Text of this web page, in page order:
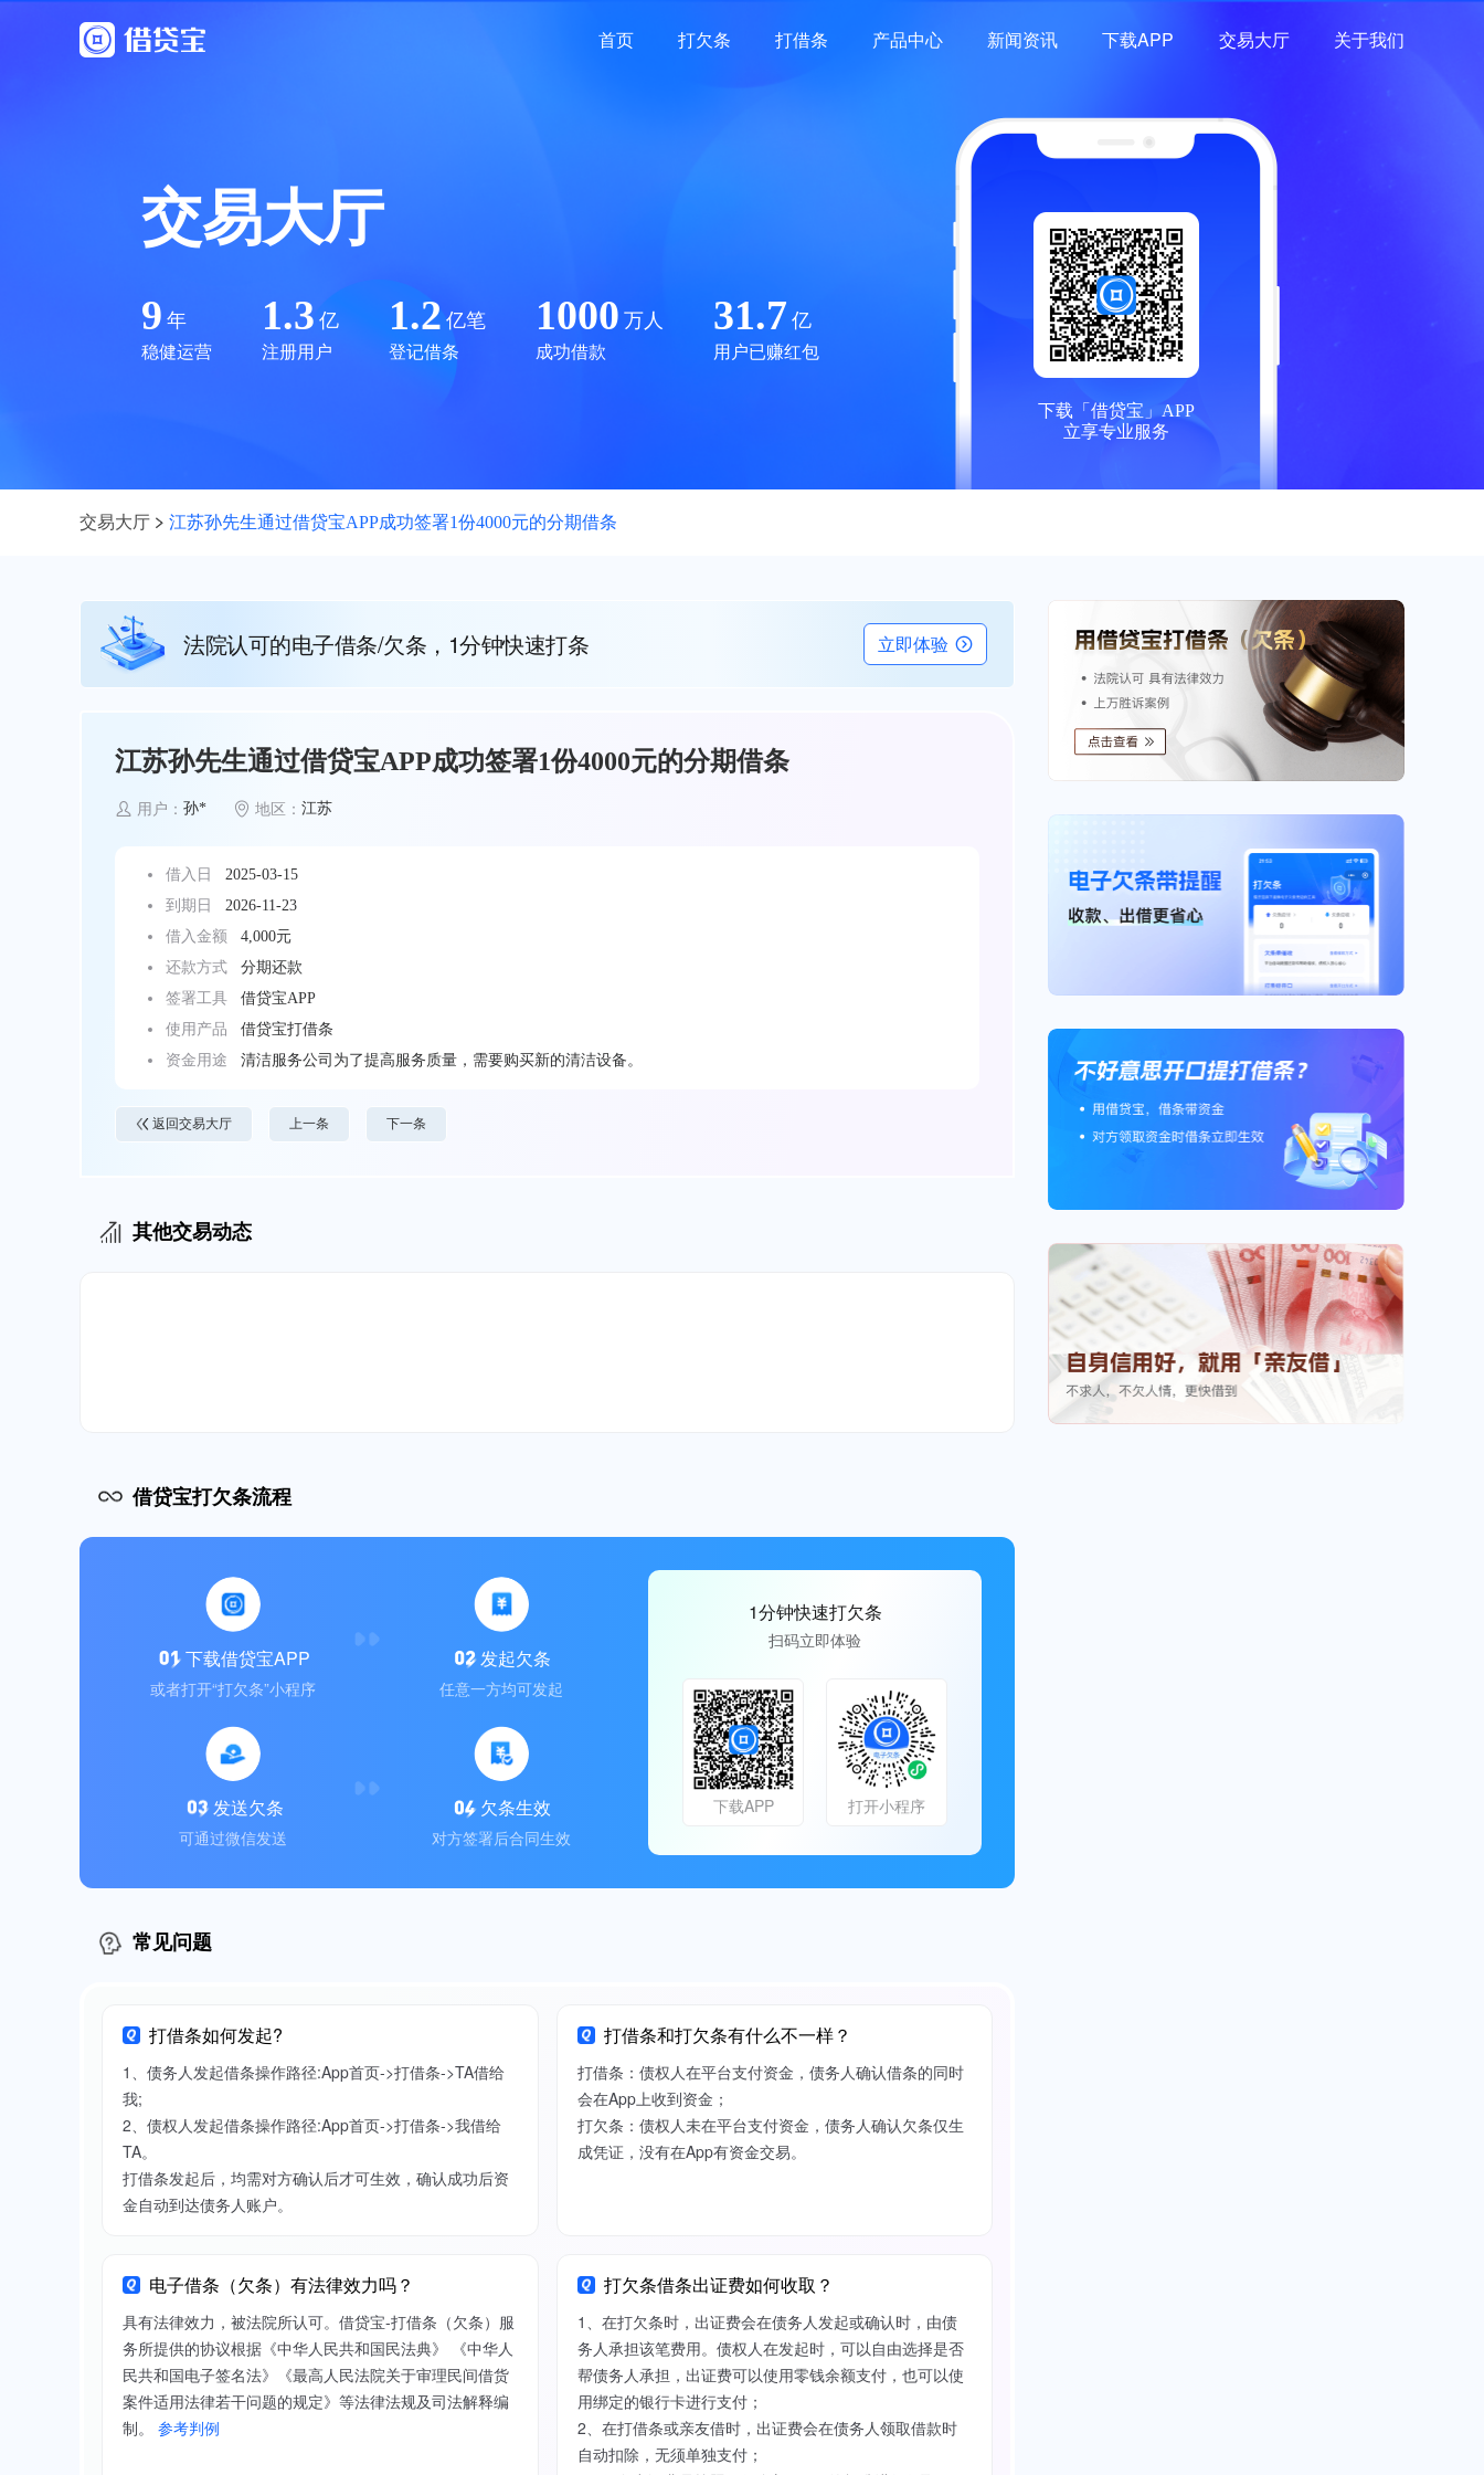
首页 打欠条 打借条 产品中心 新闻资讯 下载APP 交易大厅 关于我们
交易大厅
9 年
稳健运营
1.3 亿
注册用户
1.2 亿笔
登记借条
1000 万人
成功借款
31.7 亿
用户已赚红包
下载「借贷宝」APP
立享专业服务
交易大厅 江苏孙先生通过借贷宝APP成功签署1份4000元的分期借条
法院认可的电子借条/欠条，1分钟快速打条 立即体验
江苏孙先生通过借贷宝APP成功签署1份4000元的分期借条
用户： 孙* 地区： 江苏
借入日
2025-03-15
到期日
2026-11-23
借入金额
4,000元
还款方式
分期还款
签署工具
借贷宝APP
使用产品
借贷宝打借条
资金用途
清洁服务公司为了提高服务质量，需要购买新的清洁设备。
返回交易大厅 上一条 下一条
其他交易动态
借贷宝打欠条流程
下载借贷宝APP
或者打开“打欠条”小程序
发起欠条
任意一方均可发起
发送欠条
可通过微信发送
欠条生效
对方签署后合同生效
1分钟快速打欠条
扫码立即体验
下载APP 打开小程序
常见问题
打借条如何发起?
1、债务人发起借条操作路径:App首页->打借条->TA借给
我;
2、债权人发起借条操作路径:App首页->打借条->我借给
TA。
打借条发起后，均需对方确认后才可生效，确认成功后资
金自动到达债务人账户。
打借条和打欠条有什么不一样？
打借条：债权人在平台支付资金，债务人确认借条的同时
会在App上收到资金；
打欠条：债权人未在平台支付资金，债务人确认欠条仅生
成凭证，没有在App有资金交易。
电子借条（欠条）有法律效力吗？
具有法律效力，被法院所认可。借贷宝-打借条（欠条）服
务所提供的协议根据《中华人民共和国民法典》 《中华人
民共和国电子签名法》《最高人民法院关于审理民间借货
案件适用法律若干问题的规定》等法律法规及司法解释编
制。 参考判例
打欠条借条出证费如何收取？
1、在打欠条时，出证费会在债务人发起或确认时，由债
务人承担该笔费用。债权人在发起时，可以自由选择是否
帮债务人承担，出证费可以使用零钱余额支付，也可以使
用绑定的银行卡进行支付；
2、在打借条或亲友借时，出证费会在债务人领取借款时
自动扣除，无须单独支付；